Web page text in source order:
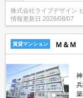
株式会社ライブデザイン
情報更新日 2026/08/07
賃貸マンション Ｍ＆Ｍ